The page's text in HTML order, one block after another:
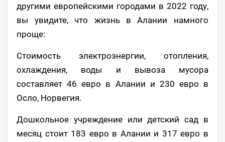
другими европейскими городами в 2022 году,
вы увидите, что жизнь в Алании намного
проще:
Стоимость электроэнергии, отопления,
охлаждения, воды и вывоза мусора
составляет 46 евро в Алании и 230 евро в
Осло, Норвегия.
Дошкольное учреждение или детский сад в
месяц стоит 183 евро в Алании и 317 евро в